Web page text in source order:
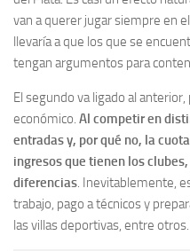
van a querer jugar siempre en
llevaría a que los que se
tengan argumentos para
El segundo va ligado al
económico. Al competir en
entradas y, por qué no, la
ingresos que tienen los
diferencias. Inevitablemente,
trabajo, pago a técnicos y
las villas deportivas, entre otros.